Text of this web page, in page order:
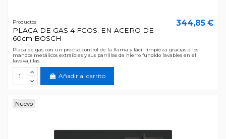
Productos
PLACA DE GAS 4 FGOS. EN ACERO DE
60cm BOSCH
344,85 €
Placa de gas con un preciso control de la llama y fácil limpieza gracias a los
mandos metálicos extraíbles y sus parrillas de hierro fundido lavables en el
lavavajillas.
Añadir al carrito
Nuevo